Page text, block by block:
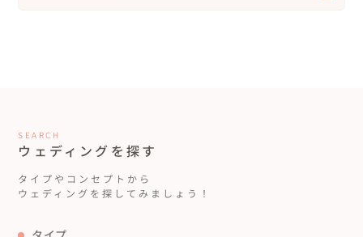
SEARCH
ウェディングを探す
タイプやコンセプトから
ウェディングを探してみましょう！